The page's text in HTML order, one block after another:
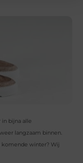
bijna alle
langzaam binnen.
komende winter? Wij